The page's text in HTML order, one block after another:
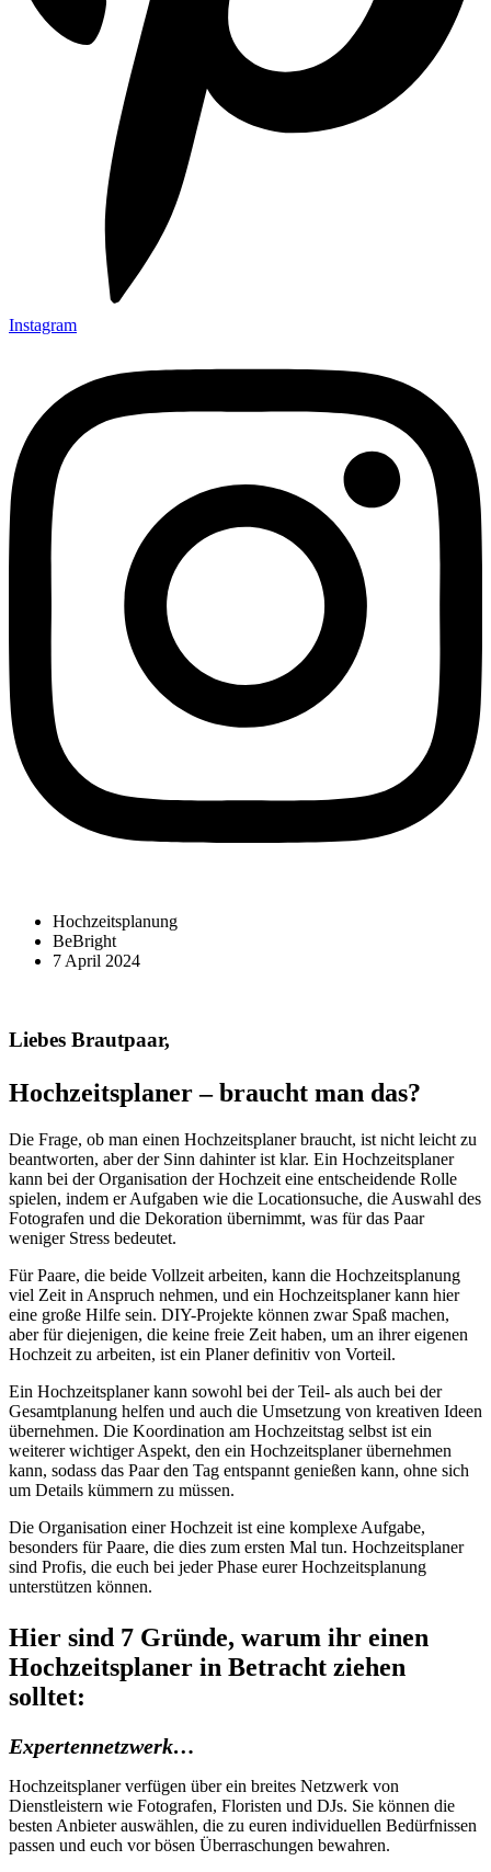
Instagram
Hochzeitsplanung
BeBright
7 April 2024
Liebes Brautpaar,
Hochzeitsplaner – braucht man das?
Die Frage, ob man einen Hochzeitsplaner braucht, ist nicht leicht zu
beantworten, aber der Sinn dahinter ist klar. Ein Hochzeitsplaner
kann bei der Organisation der Hochzeit eine entscheidende Rolle
spielen, indem er Aufgaben wie die Locationsuche, die Auswahl des
Fotografen und die Dekoration übernimmt, was für das Paar
weniger Stress bedeutet.
Für Paare, die beide Vollzeit arbeiten, kann die Hochzeitsplanung
viel Zeit in Anspruch nehmen, und ein Hochzeitsplaner kann hier
eine große Hilfe sein. DIY-Projekte können zwar Spaß machen,
aber für diejenigen, die keine freie Zeit haben, um an ihrer eigenen
Hochzeit zu arbeiten, ist ein Planer definitiv von Vorteil.
Ein Hochzeitsplaner kann sowohl bei der Teil- als auch bei der
Gesamtplanung helfen und auch die Umsetzung von kreativen Ideen
übernehmen. Die Koordination am Hochzeitstag selbst ist ein
weiterer wichtiger Aspekt, den ein Hochzeitsplaner übernehmen
kann, sodass das Paar den Tag entspannt genießen kann, ohne sich
um Details kümmern zu müssen.
Die Organisation einer Hochzeit ist eine komplexe Aufgabe,
besonders für Paare, die dies zum ersten Mal tun. Hochzeitsplaner
sind Profis, die euch bei jeder Phase eurer Hochzeitsplanung
unterstützen können.
Hier sind 7 Gründe, warum ihr einen
Hochzeitsplaner in Betracht ziehen
solltet:
Expertennetzwerk…
Hochzeitsplaner verfügen über ein breites Netzwerk von
Dienstleistern wie Fotografen, Floristen und DJs. Sie können die
besten Anbieter auswählen, die zu euren individuellen Bedürfnissen
passen und euch vor bösen Überraschungen bewahren.